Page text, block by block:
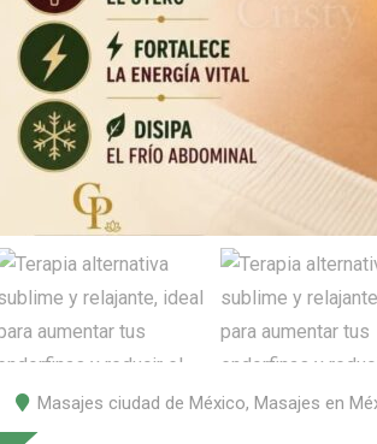
Masajes ciudad de México, Masajes en